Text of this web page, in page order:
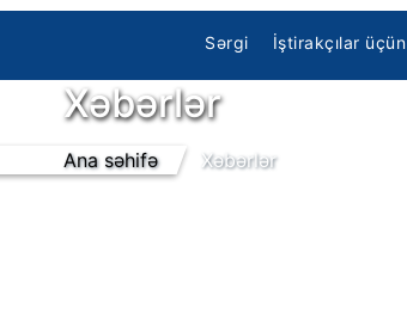
Sərgi İştirakçılar üçün
Xəbərlər
Ana səhifə Xəbərlər